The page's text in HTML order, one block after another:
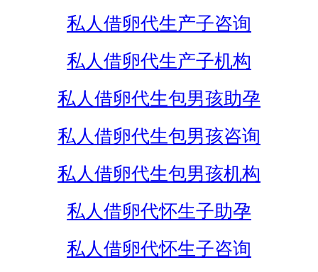
私人借卵代生产子咨询
私人借卵代生产子机构
私人借卵代生包男孩助孕
私人借卵代生包男孩咨询
私人借卵代生包男孩机构
私人借卵代怀生子助孕
私人借卵代怀生子咨询